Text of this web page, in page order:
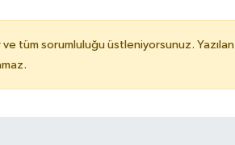
tüm sorumluluğu üstleniyorsunuz. Yazılan